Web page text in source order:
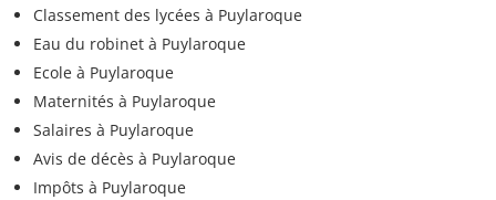
Classement des lycées à Puylaroque
Eau du robinet à Puylaroque
Ecole à Puylaroque
Maternités à Puylaroque
Salaires à Puylaroque
Avis de décès à Puylaroque
Impôts à Puylaroque